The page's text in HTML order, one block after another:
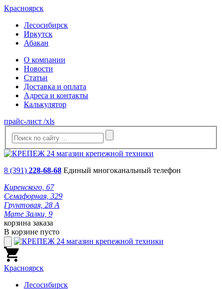
Красноярск
Лесосибирск
Иркутск
Абакан
О компании
Новости
Статьи
Доставка и оплата
Адреса и контакты
Калькулятор
прайс-лист /xls
8 (391) 228-68-68 Единый многоканальный телефон
Киренского, 67
Семафорная, 329
Грунтовая, 28 А
Мате Залки, 9
корзина заказа
В корзине пусто
Красноярск
Лесосибирск